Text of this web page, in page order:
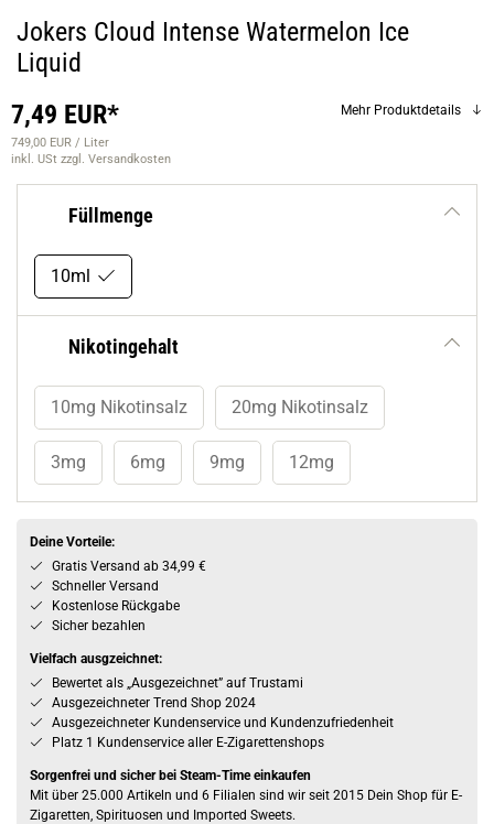
Jokers Cloud Intense Watermelon Ice
Liquid
7,49 EUR*
749,00 EUR / Liter
inkl. USt zzgl. Versandkosten
Mehr Produktdetails
Füllmenge
10ml
Nikotingehalt
10mg Nikotinsalz 20mg Nikotinsalz
3mg 6mg 9mg 12mg
Deine Vorteile:
Gratis Versand ab 34,99 €
Schneller Versand
Kostenlose Rückgabe
Sicher bezahlen
Vielfach ausgzeichnet:
Bewertet als „Ausgezeichnet” auf Trustami
Ausgezeichneter Trend Shop 2024
Ausgezeichneter Kundenservice und Kundenzufriedenheit
Platz 1 Kundenservice aller E-Zigarettenshops
Sorgenfrei und sicher bei Steam-Time einkaufen
Mit über 25.000 Artikeln und 6 Filialen sind wir seit 2015 Dein Shop für E-
Zigaretten, Spirituosen und Imported Sweets.